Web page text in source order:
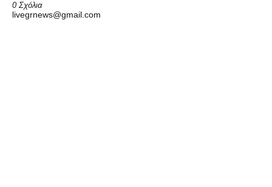
0 Σχόλια
livegrnews@gmail.com